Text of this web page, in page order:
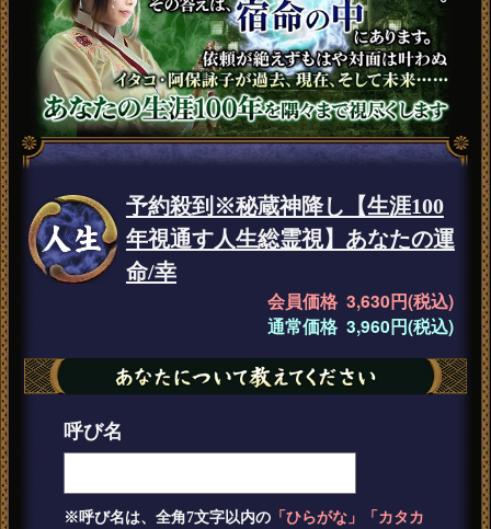
予約殺到※秘蔵神降し【生涯100
年視通す人生総霊視】あなたの運
命/幸
会員価格 3,630円(税込)
通常価格 3,960円(税込)
呼び名
※呼び名は、全角7文字以内の 「ひらがな」「カタカ